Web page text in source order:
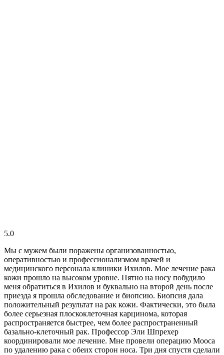
5.0
Мы с мужем были поражены организованностью,
оперативностью и профессионализмом врачей и
медицинского персонала клиники Ихилов. Мое лечение рака
кожи прошло на высоком уровне. Пятно на носу побудило
меня обратиться в Ихилов и буквально на второй день после
приезда я прошла обследование и биопсию. Биопсия дала
положительный результат на рак кожи. Фактически, это была
более серьезная плоскоклеточная карцинома, которая
распространяется быстрее, чем более распространенный
базально-клеточный рак. Профессор Эли Шпрехер
координировали мое лечение. Мне провели операцию Мооса
по удалению рака с обеих сторон носа. Три дня спустя сделали